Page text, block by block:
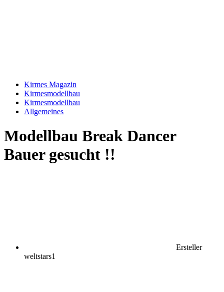
Kirmes Magazin
Kirmesmodellbau
Kirmesmodellbau
Allgemeines
Modellbau Break Dancer
Bauer gesucht !!
Ersteller
weltstars1